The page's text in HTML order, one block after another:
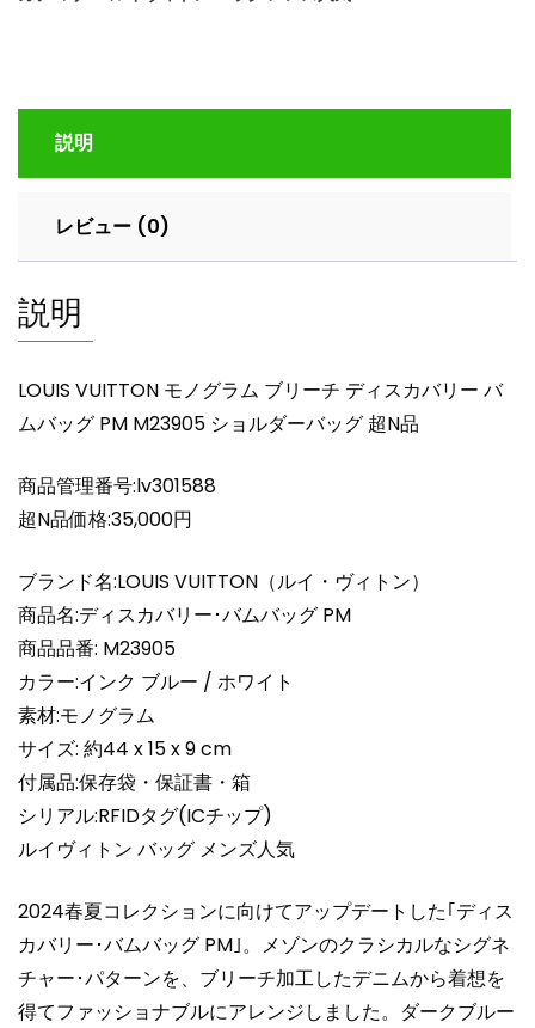
リ
チ
ス
バ
リ
バ
ム
ッ
グ
M23905
シ
ョ
ル
ダ
ー
バ
ッ
グ
超
N
個
説明
レビュー (0)
説明
LOUIS VUITTON モノグラム ブリーチ ディスカバリー バ
ムバッグ PM M23905 ショルダーバッグ 超N品
商品管理番号:lv301588
超N品価格:35,000円
ブランド名:LOUIS VUITTON（ルイ・ヴィトン）
商品名:ディスカバリー･バムバッグ PM
商品品番: M23905
カラー:インク ブルー / ホワイト
素材:モノグラム
サイズ: 約44 x 15 x 9 cm
付属品:保存袋・保証書・箱
シリアル:RFIDタグ(ICチップ)
ルイヴィトン バッグ メンズ人気
2024春夏コレクションに向けてアップデートした｢ディス
カバリー･バムバッグ PM｣。メゾンのクラシカルなシグネ
チャー･パターンを、ブリーチ加工したデニムから着想を
得てファッショナブルにアレンジしました。ダークブルー